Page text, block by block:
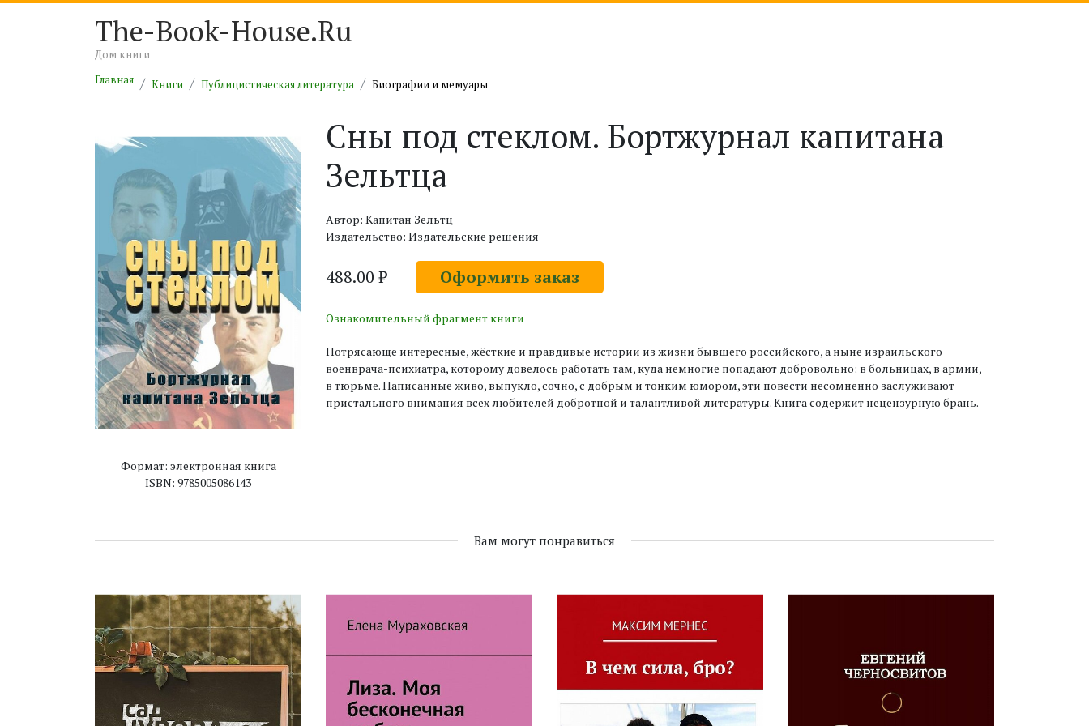
The-Book-House.Ru
Дом книги
Главная
Книги Публицистическая литература Биографии и мемуары
Формат: электронная книга
ISBN: 9785005086143
Сны под стеклом. Бортжурнал капитана
Зельтца
Автор: Капитан Зельтц
Издательство: Издательские решения
488.00 ₽ Оформить заказ
Ознакомительный фрагмент книги
Потрясающе интересные, жёсткие и правдивые истории из жизни бывшего российского, а ныне израильского
военврача-психиатра, которому довелось работать там, куда немногие попадают добровольно: в больницах, в армии,
в тюрьме. Написанные живо, выпукло, сочно, с добрым и тонким юмором, эти повести несомненно заслуживают
пристального внимания всех любителей добротной и талантливой литературы. Книга содержит нецензурную брань.
Вам могут понравиться